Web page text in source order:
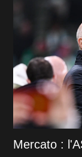
Mercato :